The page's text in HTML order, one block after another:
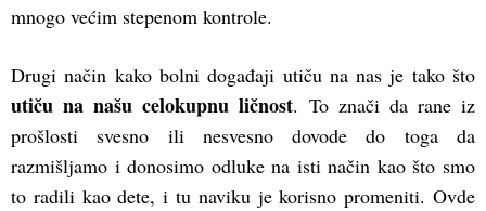
mnogo većim stepenom kontrole.
Drugi način kako bolni događaji utiču na nas je tako što
utiču na našu celokupnu ličnost. To znači da rane iz
prošlosti svesno ili nesvesno dovode do toga da
razmišljamo i donosimo odluke na isti način kao što smo
to radili kao dete, i tu naviku je korisno promeniti. Ovde